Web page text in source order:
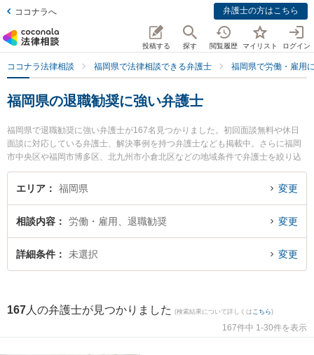
ココナラへ 弁護士の方はこちら
投稿する 探す 閲覧履歴 マイリスト ログイン
ココナラ法律相談 福岡県で法律相談できる弁護士 福岡県で労働・雇用
福岡県の退職勧奨に強い弁護士
福岡県で退職勧奨に強い弁護士が167名見つかりました。初回面談無料や休日
面談に対応している弁護士、解決事例を持つ弁護士なども掲載中。さらに福岡
市中央区や福岡市博多区、北九州市小倉北区などの地域条件で弁護士を絞り込
めます。労働・雇用に関係する不当解雇や退職勧奨、内定取消等の細かな分野
での絞り込み検索もでき便利です。特に福岡つむぎ法律事務所の山本 恭輔弁護
されています。『福岡県で土日や夜間に発生した退職勧奨のトラブルを今すぐ
に弁護士に相談したい』『退職勧奨のトラブル解決の実績豊富な近くの弁護士
を検索したい』『初回相談無料で退職勧奨を法律相談できる福岡県内の弁護士
エリア 福岡県 変更
相談内容 労働・雇用、退職勧奨 変更
詳細条件 未選択 変更
167 人の弁護士が見つかりました (検索結果について詳しくは こちら)
167件中 1-30件を表示